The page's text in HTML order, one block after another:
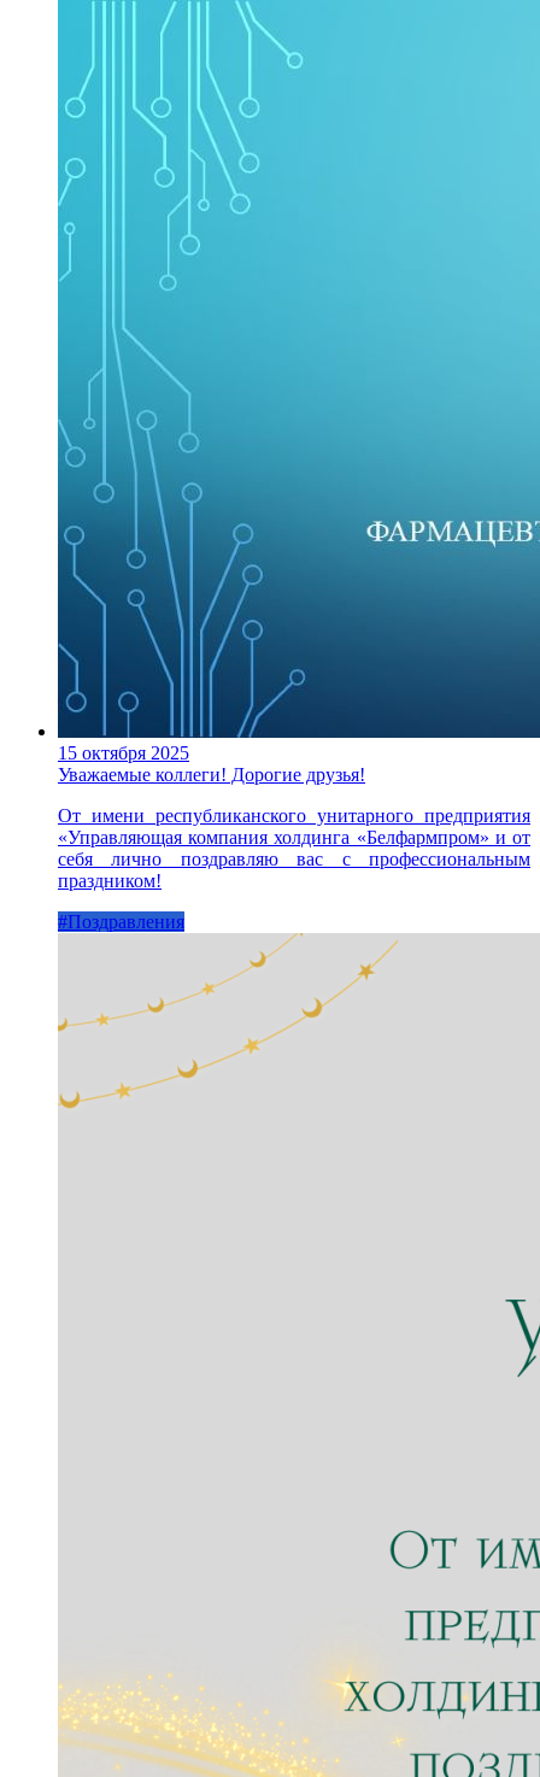
15 октября 2025
Уважаемые коллеги! Дорогие друзья!
От имени республиканского унитарного предприятия
«Управляющая компания холдинга «Белфармпром» и от
себя лично поздравляю вас с профессиональным
праздником!
#Поздравления